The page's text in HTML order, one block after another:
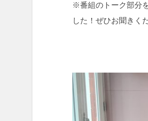
※番組のトーク部分
した！ぜひお聞きく